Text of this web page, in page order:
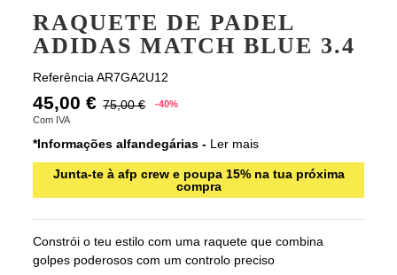
RAQUETE DE PADEL
ADIDAS MATCH BLUE 3.4
Referência AR7GA2U12
45,00 € 75,00 €
-40%
Com IVA
*Informações alfandegárias - Ler mais
Junta-te à afp crew e poupa 15% na tua próxima
compra
Constrói o teu estilo com uma raquete que combina
golpes poderosos com um controlo preciso